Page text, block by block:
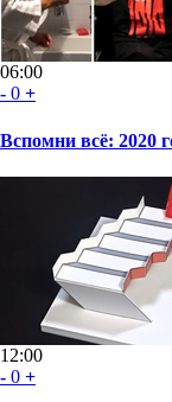
06:00
- 0 +
Вспомни всё: 2020
12:00
- 0 +